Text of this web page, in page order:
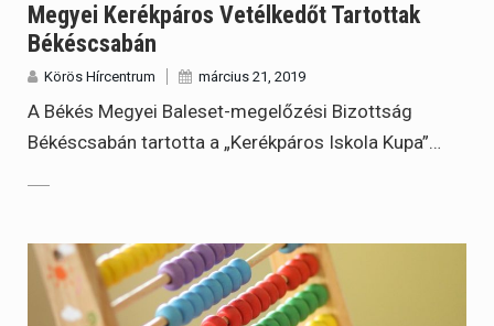
Megyei Kerékpáros Vetélkedőt Tartottak
Békéscsabán
Körös Hírcentrum március 21, 2019
A Békés Megyei Baleset-megelőzési Bizottság
Békéscsabán tartotta a „Kerékpáros Iskola Kupa”…